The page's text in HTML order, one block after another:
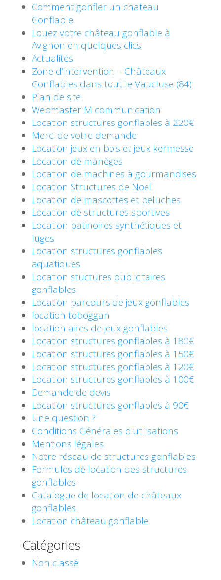
Comment gonfler un chateau
Gonflable
Louez votre château gonflable à
Avignon en quelques clics
Actualités
Zone d’intervention – Châteaux
Gonflables dans tout le Vaucluse (84)
Plan de site
Webmaster M communication
Location structures gonflables à 220€
Merci de votre demande
Location jeux en bois et jeux kermesse
Location de manèges
Location de machines à gourmandises
Location Structures de Noël
Location de mascottes et peluches
Location de structures sportives
Location patinoires synthétiques et
luges
Location structures gonflables
aquatiques
Location stuctures publicitaires
gonflables
Location parcours de jeux gonflables
location toboggan
location aires de jeux gonflables
Location structures gonflables à 180€
Location structures gonflables à 150€
Location structures gonflables à 120€
Location structures gonflables à 100€
Demande de devis
Location structures gonflables à 90€
Une question ?
Conditions Générales d'utilisations
Mentions légales
Notre réseau de structures gonflables
Formules de location des structures
gonflables
Catalogue de location de châteaux
gonflables
Location château gonflable
Catégories
Non classé